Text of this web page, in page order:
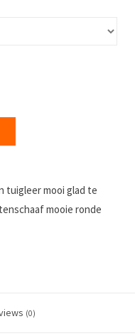
tuigleer mooi glad te
mooie ronde
(0)